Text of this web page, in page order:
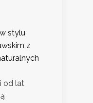
stylu
z
od lat